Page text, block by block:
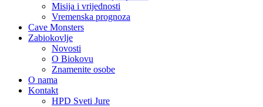
Misija i vrijednosti
Vremenska prognoza
Cave Monsters
Zabiokovlje
Novosti
O Biokovu
Znamenite osobe
O nama
Kontakt
HPD Sveti Jure